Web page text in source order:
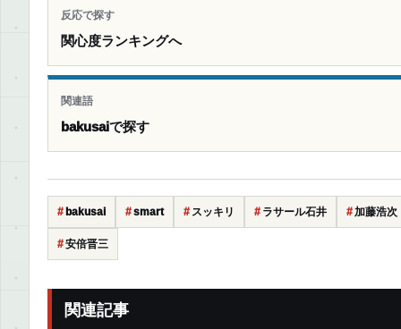
反応で探す
関心度ランキングへ
関連語
bakusaiで探す
bakusai smart スッキリ ラサール石井 加藤浩次
安倍晋三
関連記事